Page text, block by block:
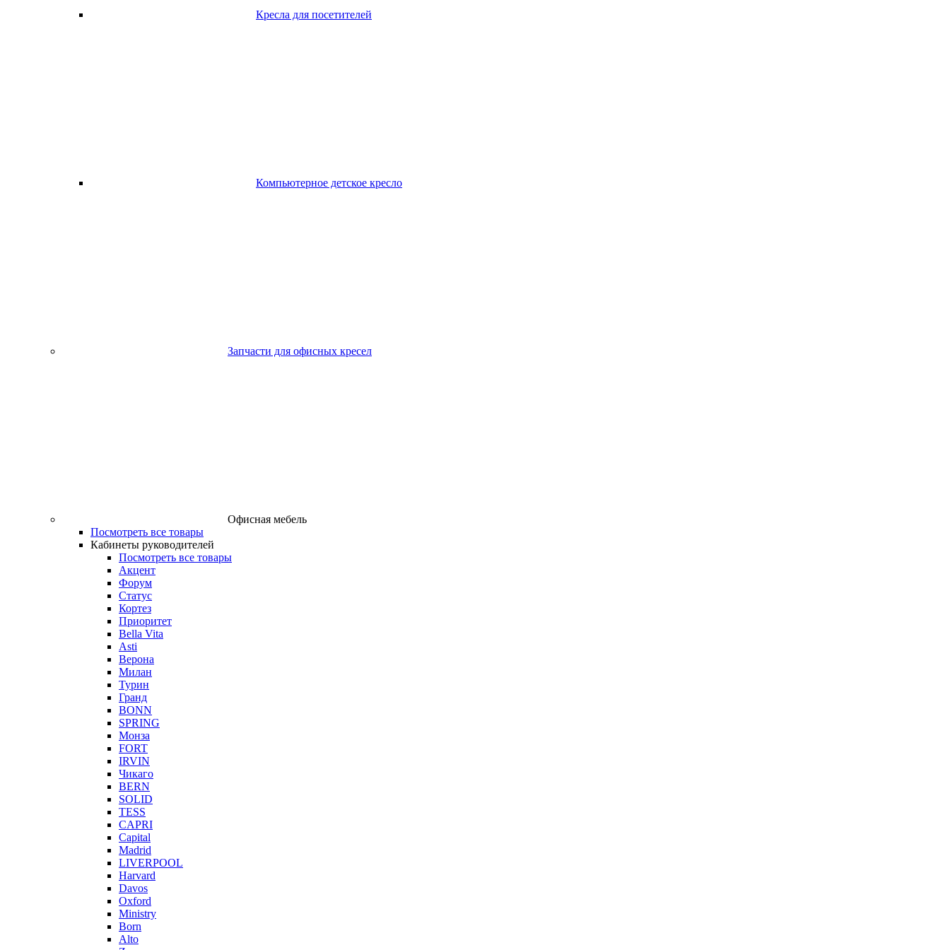
Кресла для посетителей
Компьютерное детское кресло
Запчасти для офисных кресел
Офисная мебель
Посмотреть все товары
Кабинеты руководителей
Посмотреть все товары
Акцент
Форум
Статус
Кортез
Приоритет
Bella Vita
Asti
Верона
Милан
Турин
Гранд
BONN
SPRING
Монза
FORT
IRVIN
Чикаго
BERN
SOLID
TESS
CAPRI
Capital
Madrid
LIVERPOOL
Harvard
Davos
Oxford
Ministry
Born
Alto